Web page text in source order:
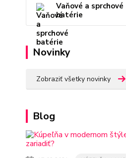
Vaňové a sprchové
batérie
Novinky
Zobraziť všetky novinky
Blog